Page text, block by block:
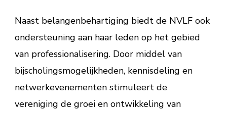
Naast belangenbehartiging biedt de NVLF ook
ondersteuning aan haar leden op het gebied
van professionalisering. Door middel van
bijscholingsmogelijkheden, kennisdeling en
netwerkevenementen stimuleert de
vereniging de groei en ontwikkeling van